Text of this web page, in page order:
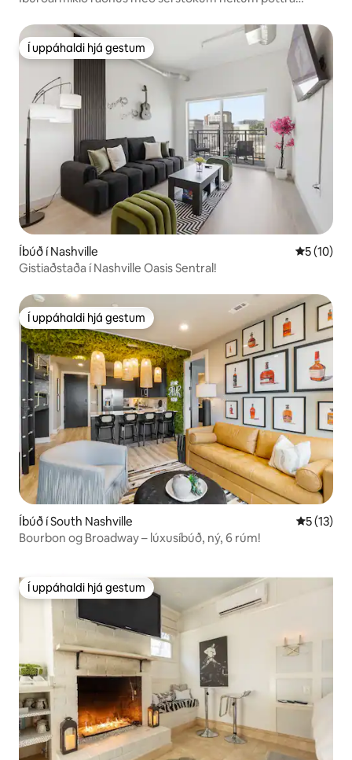
Í uppáhaldi hjá gestum
Í uppáhaldi hjá gestum
Íbúð í Nashville 5 af 5 í
5 (10)
Gistiaðstaða í Nashville Oasis Sentral!
Í uppáhaldi hjá gestum
Í uppáhaldi hjá gestum
Íbúð í South Nashville 5 af 5 í
5 (13)
Bourbon og Broadway – lúxusíbúð, ný, 6 rúm!
Í uppáhaldi hjá gestum
Í uppáhaldi hjá gestum